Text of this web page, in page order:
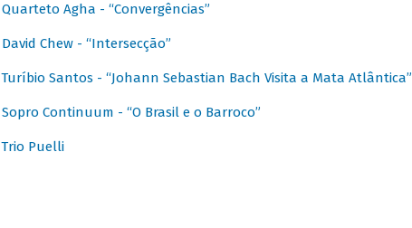
Quarteto Agha - “Convergências”
David Chew - “Intersecção”
Turíbio Santos - “Johann Sebastian Bach Visita a Mata Atlântica”
Sopro Continuum - “O Brasil e o Barroco”
Trio Puelli